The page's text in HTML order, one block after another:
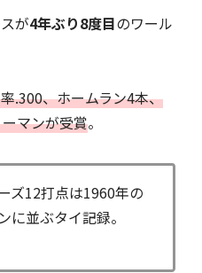
が4年ぶり8度目のワール
.300、ホームラン4本、
マンが受賞。
ズ12打点は1960年の
に並ぶタイ記録。